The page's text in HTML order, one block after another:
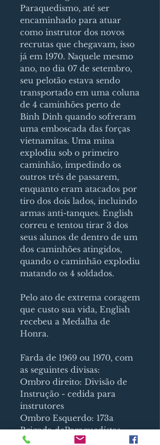
Paraquedismo, até ser
encaminhado para atuar
como instrutor dos novos
recrutas que chegavam, isso
já em 1970. Naquele mesmo
ano, no dia 07 de setembro,
seu pelotão estava sendo
transportado em uma coluna
de 4 caminhões perto de
Binh Dinh quando sofreram
uma emboscada das forças
vietnamitas. Uma mina
explodiu sob o primeiro
caminhão, impedindo os
outros três de passarem,
enquanto eram atacados por
tiro dos dois lados, incluindo
armas anti-tanques. English
correu e tentou tirar 3 dos
seus alunos de dentro de um
dos caminhões atingidos,
quando o caminhão explodiu
matando os 4 soldados.
Pelo ato de extrema coragem
que custo sua vida, English
recebeu a Medalha de
Honra.
Farda de 1969 ou 1970, com
as seguintes divisas:
Ombro direito: Divisão de
Instrução - cedida para
instrutores
Ombro Esquerdo: 173a
Brigada deParaquedistas,
conhecidas como Sky